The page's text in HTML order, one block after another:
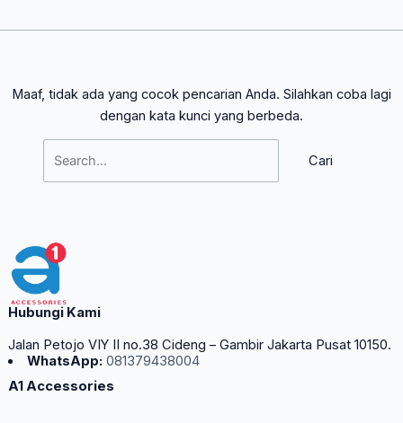
Maaf, tidak ada yang cocok pencarian Anda. Silahkan coba lagi
dengan kata kunci yang berbeda.
Hubungi Kami
Jalan Petojo VIY II no.38 Cideng – Gambir Jakarta Pusat 10150.
WhatsApp: 081379438004
A1 Accessories